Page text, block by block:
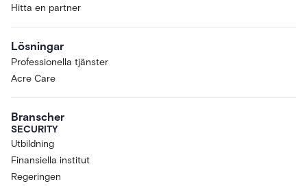
Hitta en partner
Lösningar
Professionella tjänster
Acre Care
Branscher
SECURITY
Utbildning
Finansiella institut
Regeringen